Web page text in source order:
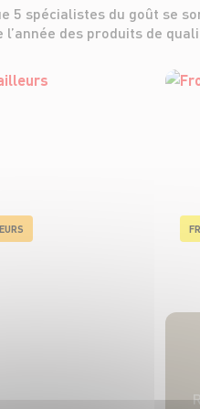
5 spécialistes du goût se
des produits de